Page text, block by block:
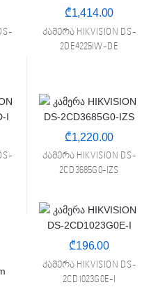
₾1,414.00
კამერა HIKVISION DS-
2DE4225IW-DE
₾1,220.00
კამერა HIKVISION DS-
2CD3685G0-IZS
₾196.00
კამერა HIKVISION DS-
2CD1023G0E-I